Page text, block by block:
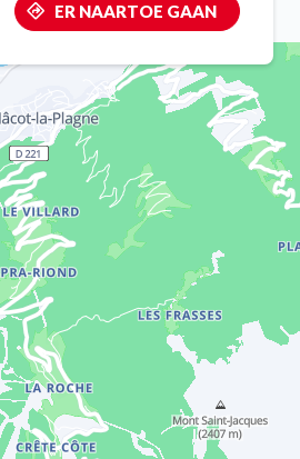
ER NAARTOE GAAN